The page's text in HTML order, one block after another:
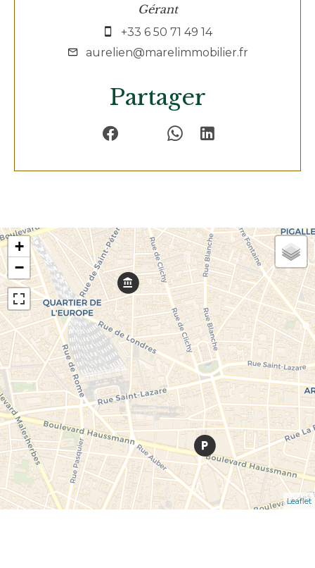
Gérant
+33 6 50 71 49 14
aurelien@marelimmobilier.fr
Partager
+
−
Leaflet